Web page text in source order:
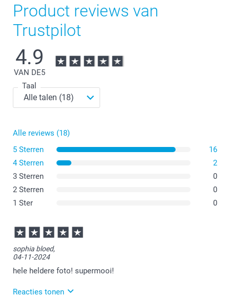
Product reviews van
Trustpilot
4.9
VAN DE5
Taal
Alle reviews (18)
5 Sterren
16
4 Sterren
2
3 Sterren
0
2 Sterren
0
1 Ster
0
sophia bloed,
04-11-2024
hele heldere foto! supermooi!
Reacties tonen